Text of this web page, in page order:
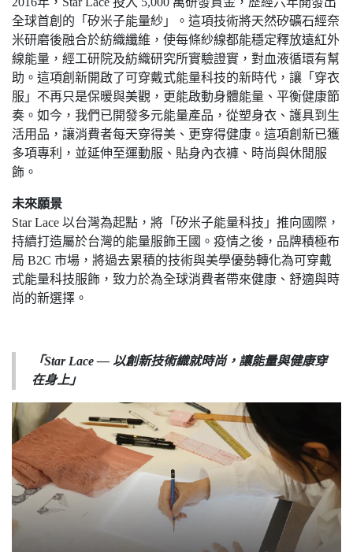
全球首創的「矽米子能量紗」。這項技術將天然矽礦石經奈
米研磨後融合於紡織纖維，使每條紗線都能穩定釋放遠紅外
線能量，經工研院及紡織研究所實驗證實，對血液循環有幫
助。這項創新開啟了可穿戴式能量科技的新時代，讓「穿衣
服」不再只是保暖與美觀，更能啟動身體能量、平衡健康節
奏。如今，我們已開發多元能量產品，從塑身衣、護具到生
活用品，讓消費者每天穿得美、更穿得健康。這項創新已獲
多項專利，並延伸至運動服、貼身內衣褲、時尚與休閒服
飾。
未來願景
Star Lace 以台灣為起點，將「矽米子能量科技」推向國際，
持續打造屬於台灣的能量服飾王國。疫情之後，品牌積極布
局 B2C 市場，將過去累積的技術與美學優勢轉化為可穿戴
式能量科技服飾，致力於為全球消費者帶來健康、舒適與時
尚的新選擇。
「Star Lace — 以創新技術織就時尚，讓能量與健康穿
在身上」